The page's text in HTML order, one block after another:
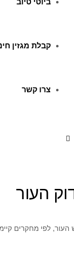
ביוטי טיוב
קבלת מגזין
צרו קשר
העור
העור, לפי מחקרים